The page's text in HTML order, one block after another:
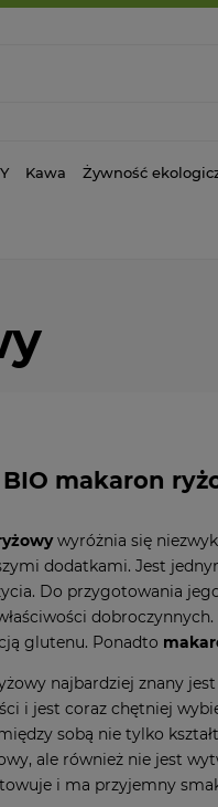
Kawa Żywność
BIO makaron
wyróżnia się
dodatkami. Jest
Do przygotowania
glutenu. Ponadto
najbardziej znany
i jest coraz chętniej
sobą nie tylko
ale również nie jest
i ma przyjemny